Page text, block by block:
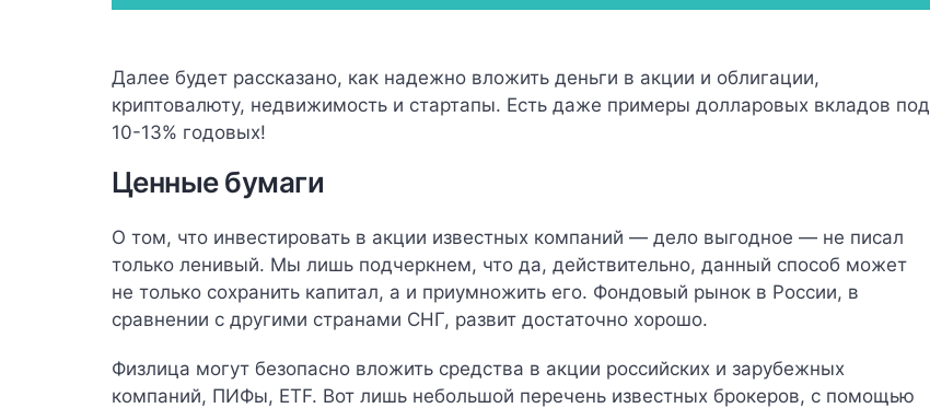
Далее будет рассказано, как надежно вложить деньги в акции и облигации,
криптовалюту, недвижимость и стартапы. Есть даже примеры долларовых вкладов под
10-13% годовых!
Ценные бумаги
О том, что инвестировать в акции известных компаний — дело выгодное — не писал
только ленивый. Мы лишь подчеркнем, что да, действительно, данный способ может
не только сохранить капитал, а и приумножить его. Фондовый рынок в России, в
сравнении с другими странами СНГ, развит достаточно хорошо.
Физлица могут безопасно вложить средства в акции российских и зарубежных
компаний, ПИФы, ETF. Вот лишь небольшой перечень известных брокеров, с помощью